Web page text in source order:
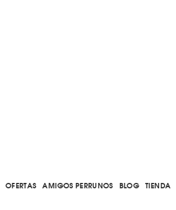
OFERTAS AMIGOS PERRUNOS BLOG TIENDA